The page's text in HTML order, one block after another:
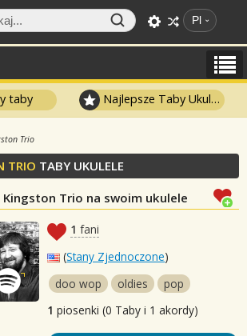
Pl
taby Najlepsze Taby Ukulele
Trio
TRIO TABY UKULELE
Trio na swoim ukulele
1 fani
(Stany Zjednoczone)
doo wop
oldies
pop
1 piosenki (0 Taby i 1 akordy)